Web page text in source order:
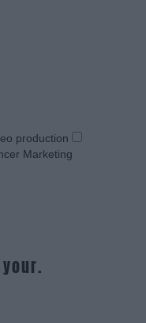
production
Marketing